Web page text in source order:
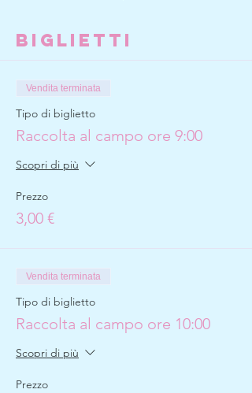
Biglietti
Vendita terminata
Tipo di biglietto
Raccolta al campo ore 9:00
Scopri di più
Prezzo
3,00 €
Vendita terminata
Tipo di biglietto
Raccolta al campo ore 10:00
Scopri di più
Prezzo